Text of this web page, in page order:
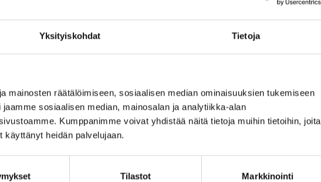
Yksityiskohdat Tietoja
mainosten räätälöimiseen, sosiaalisen median ominaisuuksien tukemiseen
sosiaalisen median, mainosalan ja analytiikka-alan
Kumppanimme voivat yhdistää näitä tietoja muihin tietoihin, joita
käyttänyt heidän palvelujaan.
Tilastot Markkinointi